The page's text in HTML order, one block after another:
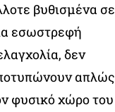
βυθισμένα σε
εσωστρεφή
δεν
απλώς
φυσικό χώρο του